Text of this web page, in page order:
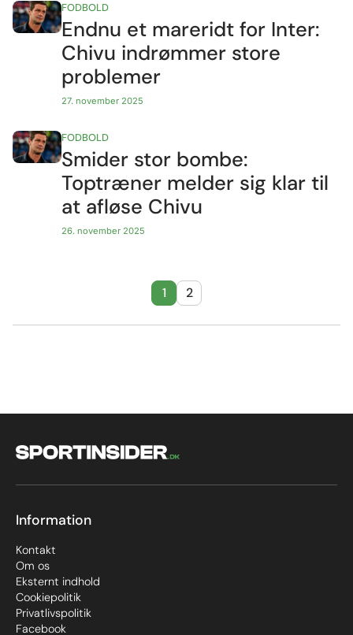
Endnu et mareridt for Inter:
Chivu indrømmer store
problemer
27. november 2025
FODBOLD
Smider stor bombe:
Toptræner melder sig klar til
at afløse Chivu
26. november 2025
FODBOLD
1 2
Information
Kontakt
Om os
Eksternt indhold
Cookiepolitik
Privatlivspolitik
Facebook